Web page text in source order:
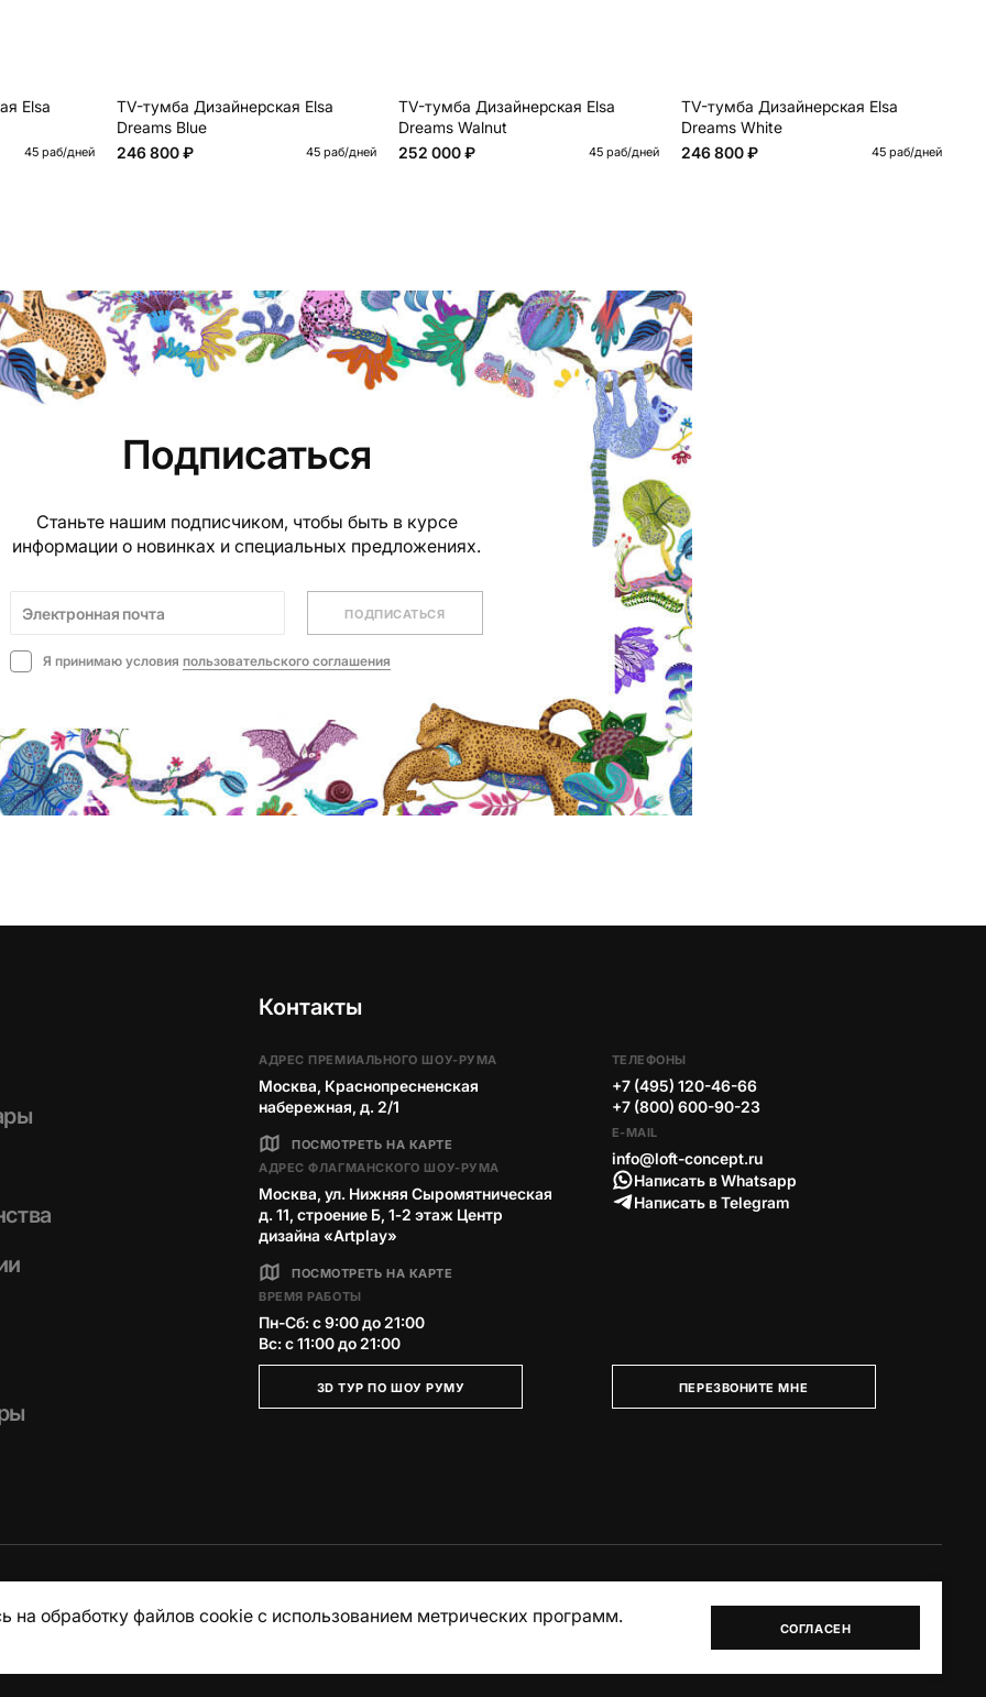
Elsa
45 раб/дней
TV-тумба Дизайнерская Elsa
Dreams Blue
246 800 ₽
45 раб/дней
TV-тумба Дизайнерская Elsa
Dreams Walnut
252 000 ₽
45 раб/дней
TV-тумба Дизайнерская Elsa
Dreams White
246 800 ₽
45 раб/дней
Подписаться
Станьте нашим подписчиком, чтобы быть в курсе
информации о новинках и специальных предложениях.
ПОДПИСАТЬСЯ
Я принимаю условия пользовательского соглашения
Контакты
АДРЕС ПРЕМИАЛЬНОГО ШОУ-РУМА
Москва, Краснопресненская
набережная, д. 2/1
ПОСМОТРЕТЬ НА КАРТЕ
АДРЕС ФЛАГМАНСКОГО ШОУ-РУМА
Москва, ул. Нижняя Сыромятническая
д. 11, строение Б, 1‑2 этаж Центр
дизайна «Artplay»
ПОСМОТРЕТЬ НА КАРТЕ
ВРЕМЯ РАБОТЫ
Пн-Сб: с 9:00 до 21:00
Вс: с 11:00 до 21:00
3D ТУР ПО ШОУ РУМУ
ТЕЛЕФОНЫ
+7 (495) 120-46-66
+7 (800) 600-90-23
E-MAIL
info@loft-concept.ru
Написать в Whatsapp
Написать в Telegram
ПЕРЕЗВОНИТЕ МНЕ
на обработку файлов cookie с использованием метрических программ.
СОГЛАСЕН